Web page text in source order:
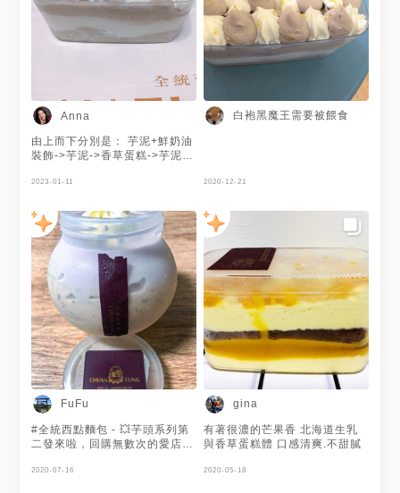
紅豆麻糬流沙 餡料部分甜而不
膩，適合各個年齡層食用，麻糬
流沙未拆封常溫可放置7~10
台北市士林區德行西路70號 📞
電話：02-28323699 ⏱營業時
間：07:30～21:30 #台北美食#
天母景點#台北必吃#士林美食#
台式馬卡龍#全統西點麵包 #台
北老店
波波發胖#吃貨人生#芋頭控#起
司包
Anna
由上而下分別是： 芋泥+鮮奶油
裝飾->芋泥->香草蛋糕->芋泥
裡還吃得到芋頭顆粒，且不會死
2023-01-11
白袍黑魔王需要被餵食
2020-12-21
FuFu
#全統西點麵包 - 💥芋頭系列第
二發來啦，回購無數次的愛店 #
NT70 - 上層的鮮奶油+紫薯奶
2020-07-16
gina
有著很濃的芒果香 北海道生乳
與香草蛋糕體 口感清爽.不甜膩
2020-05-18